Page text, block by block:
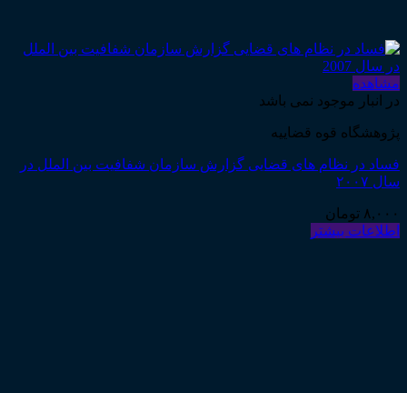
مشاهده
در انبار موجود نمی باشد
پژوهشگاه قوه قضاییه
فساد در نظام های قضایی گزارش سازمان شفافیت بین الملل در
سال ۲۰۰۷
۸,۰۰۰ تومان
اطلاعات بیشتر